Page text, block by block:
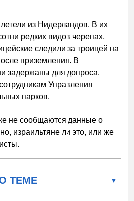
из Нидерландов. В их
редких видов черепах,
следили за троицей на
приземления. В
задержаны для допроса.
Управления
парков.
не сообщаются данные о
израильтяне ли это, или же
ТЕМЕ